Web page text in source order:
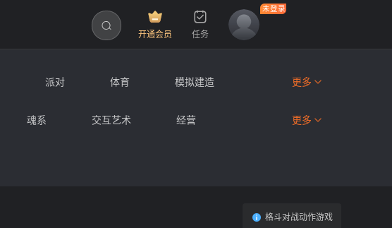
开通会员 任务
派对 体育 模拟建造
解谜 恐怖
更多
魂系 交互艺术 经营 更多
格斗对战动作游戏